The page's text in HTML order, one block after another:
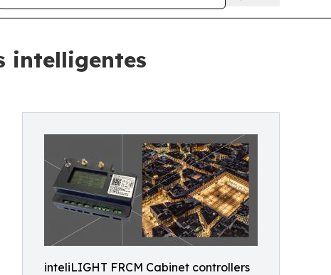
intelligentes
inteliLIGHT FRCM Cabinet controllers